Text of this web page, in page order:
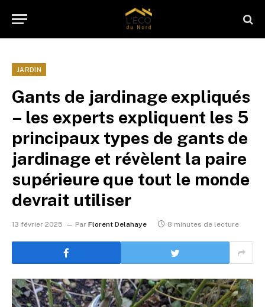
JARDIN
Gants de jardinage expliqués
– les experts expliquent les 5
principaux types de gants de
jardinage et révèlent la paire
supérieure que tout le monde
devrait utiliser
13 février 2025 Par Florent Delahaye 8 minutes de lecture